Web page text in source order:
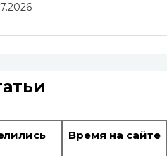
Время на сайте